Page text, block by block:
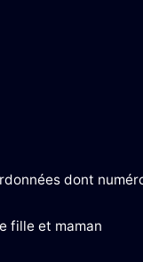
dont
fille et maman